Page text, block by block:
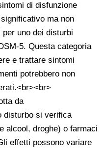
di disfunzione
ma non
uno dei disturbi
5. Questa categoria
e trattare sintomi
potrebbero non
da
disturbo si verifica
alcool, droghe) o farmaci
effetti possono variare